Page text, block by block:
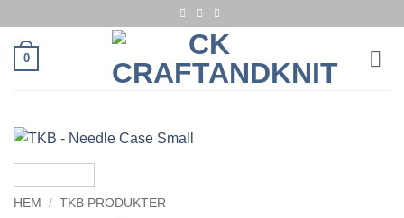
content
0
HEM / TKB PRODUKTER